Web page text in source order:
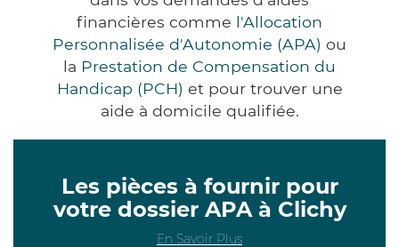
financières comme l'Allocation
Personnalisée d'Autonomie (APA) ou
la Prestation de Compensation du
Handicap (PCH) et pour trouver une
aide à domicile qualifiée.
Les pièces à fournir pour
votre dossier APA à Clichy
En Savoir Plus